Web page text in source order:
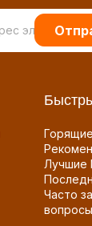
Лучшие
Часто
вопросы